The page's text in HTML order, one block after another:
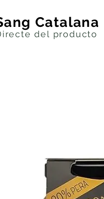
Catalana
del productor